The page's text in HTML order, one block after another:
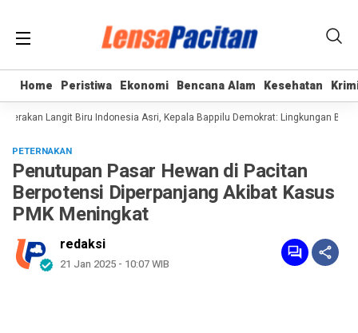
Home Peristiwa Ekonomi Bencana Alam Kesehatan
Home Peristiwa Ekonomi Bencana Alam Kesehatan
Langit Biru Indonesia Asri, Kepala Bappilu Demokrat: Lingkungan
PETERNAKAN
Penutupan Pasar Hewan di Pacitan
Berpotensi Diperpanjang Akibat Kasus
PMK Meningkat
redaksi
21 Jan 2025 - 10:07 WIB